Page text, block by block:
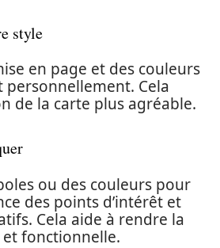
style
en page et des couleurs
personnellement. Cela
de la carte plus agréable.
ou des couleurs pour
des points d’intérêt et
Cela aide à rendre la
fonctionnelle.